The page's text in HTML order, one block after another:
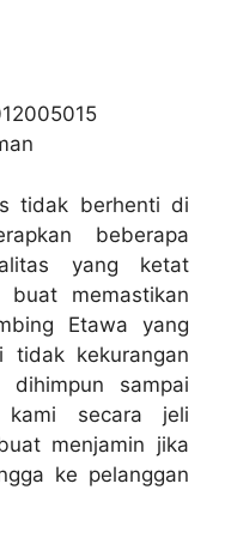
tidak berhenti di
beberapa
yang ketat
buat memastikan
Etawa yang
tidak kekurangan
sampai
secara jeli
menjamin jika
ke pelanggan